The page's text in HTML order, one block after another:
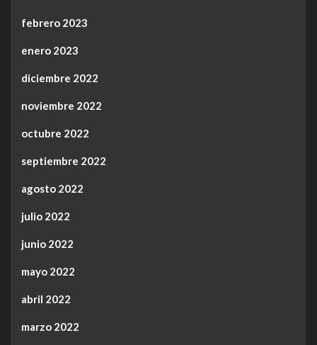
febrero 2023
enero 2023
diciembre 2022
noviembre 2022
octubre 2022
septiembre 2022
agosto 2022
julio 2022
junio 2022
mayo 2022
abril 2022
marzo 2022